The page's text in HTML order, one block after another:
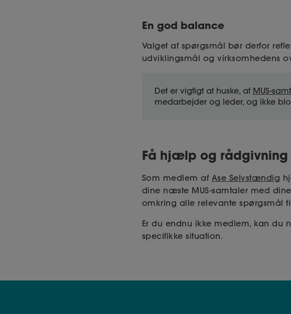
En god balance
Valget af spørgsmål bør derfor
udviklingsmål og virksomhedens
Det er vigtigt at huske, at MUS-
medarbejder og leder, og ikke
Få hjælp og rådgivning
Som medlem af Ase Selvstændig
dine næste MUS-samtaler med
omkring alle relevante spørgsmål
Er du endnu ikke medlem, kan du
specifikke situation.